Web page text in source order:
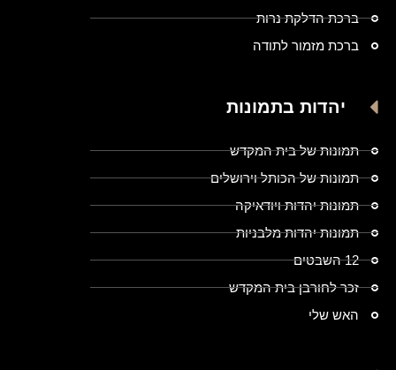
ברכת הדלקת נרות
ברכת מזמור לתודה
יהדות בתמונות
תמונות של בית המקדש
תמונות של הכותל וירושלים
תמונות יהדות ויודאיקה
תמונות יהדות מלבניות
12 השבטים
זכר לחורבן בית המקדש
האש שלי